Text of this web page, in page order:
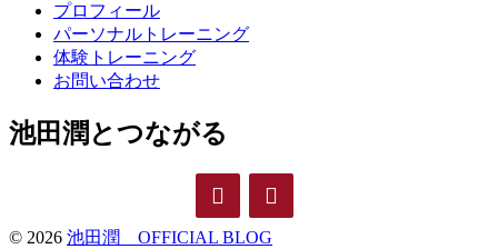
プロフィール
パーソナルトレーニング
体験トレーニング
お問い合わせ
池田潤とつながる
© 2026 池田潤 OFFICIAL BLOG